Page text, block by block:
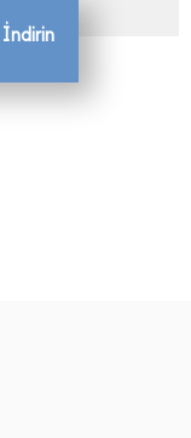
İndirin